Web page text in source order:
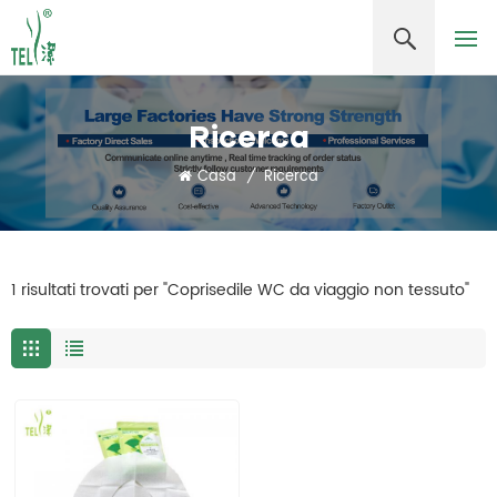
Ricerca
Casa / Ricerca
1 risultati trovati per "Coprisedile WC da viaggio non tessuto"